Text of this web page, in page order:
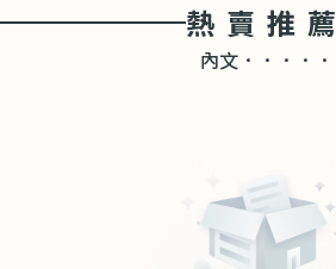
熱賣推薦
內文．．．．．